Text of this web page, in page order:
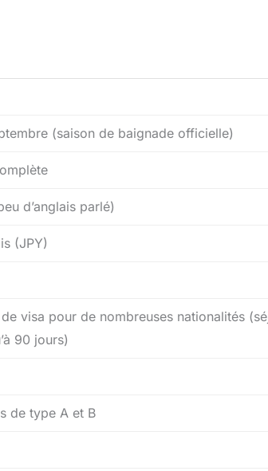
(saison de baignade officielle)
d’anglais parlé)
(JPY)
visa pour de nombreuses nationalités
90 jours)
de type A et B